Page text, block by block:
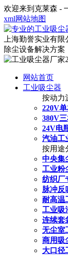
欢迎来到克莱森 -
xml网站地图
上海勤誉实业有限
除尘设备解决方案
网站首页
工业吸尘器
按动力
220V
380V
24V电
汽油工
按用途
中央集
工业粉
纺织厂
脉冲反
耐高温
工业吸
连续套
无尘室
商用吸
大口径